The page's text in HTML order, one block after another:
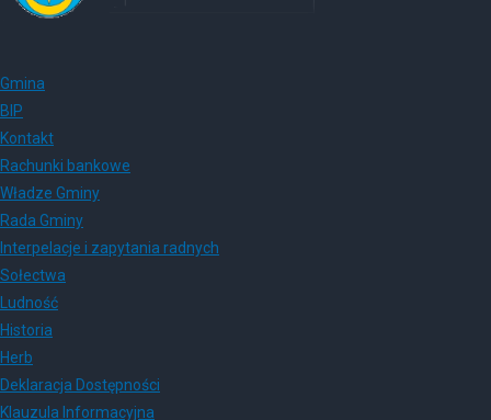
Gmina
BIP
Kontakt
Rachunki bankowe
Władze Gminy
Rada Gminy
Interpelacje i zapytania radnych
Sołectwa
Ludność
Historia
Herb
Deklaracja Dostępności
Klauzula Informacyjna